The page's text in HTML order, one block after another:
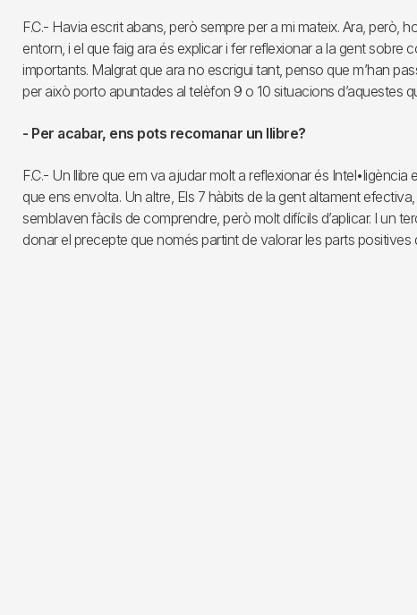
F.C.- Havia escrit abans, però sempre per a mi mateix. Ara, però,
entorn, i el que faig ara és explicar i fer reflexionar a la gent
importants. Malgrat que ara no escrigui tant, penso que m’han
per això porto apuntades al telèfon 9 o 10 situacions d’aquestes
- Per acabar, ens pots recomanar un llibre?
F.C.- Un llibre que em va ajudar molt a reflexionar és
que ens envolta. Un altre, Els 7 hàbits de la gent altament
semblaven fàcils de comprendre, però molt difícils d’aplicar. I un
donar el precepte que només partint de valorar les parts positives